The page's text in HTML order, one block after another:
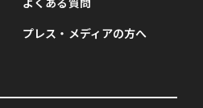
プレス・メディアの方へ